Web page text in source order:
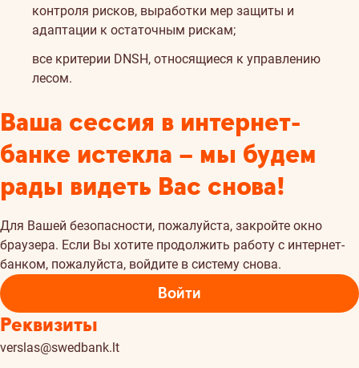
контроля рисков, выработки мер защиты и
адаптации к остаточным рискам;
все критерии DNSH, относящиеся к управлению
лесом.
Ваша сессия в интернет-
банке истекла – мы будем
рады видеть Вас снова!
Для Вашей безопасности, пожалуйста, закройте окно
браузера. Если Вы хотите продолжить работу с интернет-
банком, пожалуйста, войдите в систему снова.
Войти
Реквизиты
verslas@swedbank.lt